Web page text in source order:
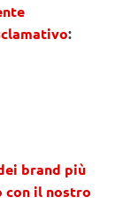
:
brand più
con il nostro